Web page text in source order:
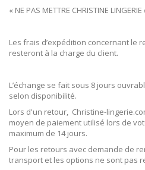
« NE PAS METTRE CHRISTINE LINGERIE
Les frais d’expédition concernant le
resteront à la charge du client.
L’échange se fait sous 8 jours
selon disponibilité.
Lors d'un retour, Christine-
moyen de paiement utilisé lors de
maximum de 14 jours.
Pour les retours avec demande de
transport et les options ne sont pas